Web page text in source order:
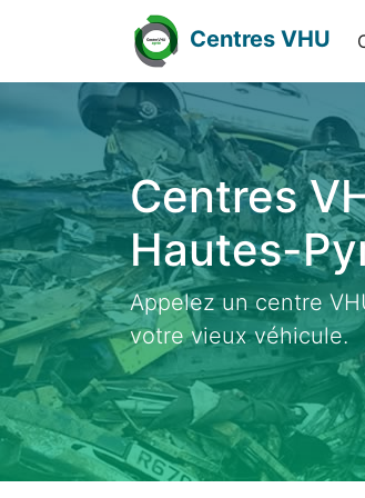
Centres VHU
Centres
Hautes-
Appelez un centre
votre vieux véhicule.